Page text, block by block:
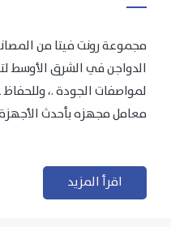
مجموعة رونت فيتا من
الدواجن في الشرق الأوسط
لمواصفات الجودة .،
معامل مجهزه بأحدث الأجهزة
اقرأ المزيد